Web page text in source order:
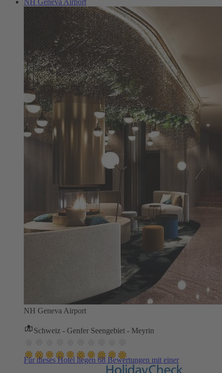
NH Geneva Airport
NH Geneva Airport
Schweiz - Genfer Seengebiet - Meyrin
Für dieses Hotel liegen 68 Bewertungen mit einer